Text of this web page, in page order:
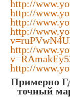
http://
http://
http://
http://
http://
http://
Примерно
точный